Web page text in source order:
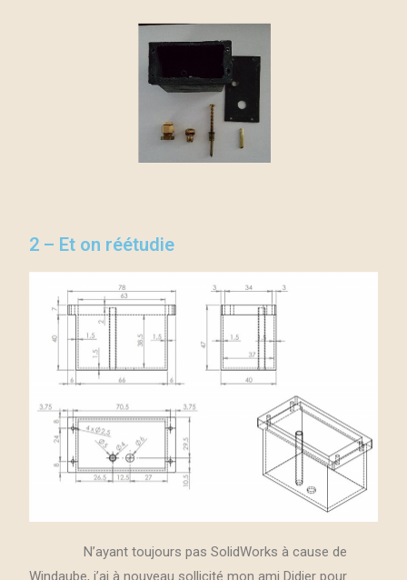
2 – Et on réétudie
N’ayant toujours pas SolidWorks à cause de
Windaube, j’ai à nouveau sollicité mon ami Didier pour